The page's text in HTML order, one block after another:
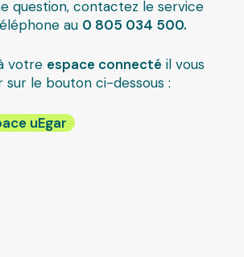
question, contactez le service
au 0 805 034 500.
votre espace connecté il vous
sur le bouton ci-dessous :
uEgar